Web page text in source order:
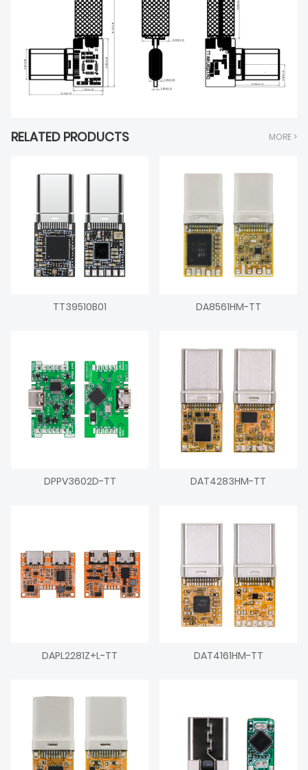
RELATED PRODUCTS MORE >
TT39510B01 DA8561HM-TT
DPPV3602D-TT DAT4283HM-TT
DAPL2281Z+L-TT DAT4161HM-TT